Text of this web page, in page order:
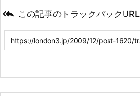
 この記事のトラックバックURL